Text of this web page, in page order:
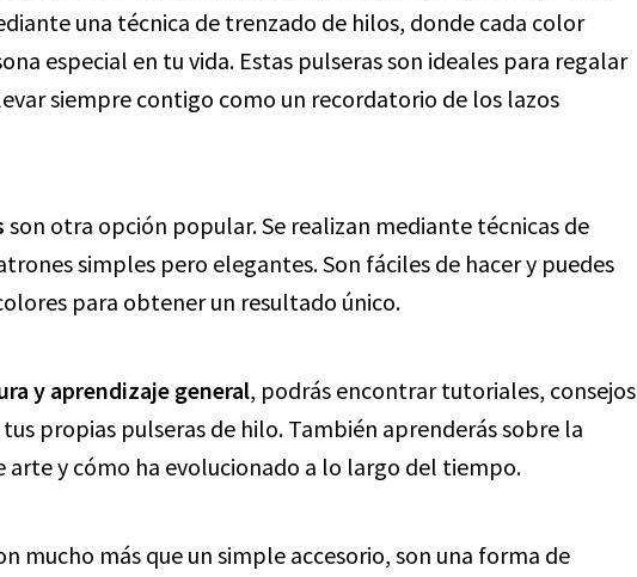
una técnica de trenzado de hilos, donde cada color
especial en tu vida. Estas pulseras son ideales para regalar
siempre contigo como un recordatorio de los lazos
son otra opción popular. Se realizan mediante técnicas de
simples pero elegantes. Son fáciles de hacer y puedes
para obtener un resultado único.
y aprendizaje general, podrás encontrar tutoriales, consejos
propias pulseras de hilo. También aprenderás sobre la
arte y cómo ha evolucionado a lo largo del tiempo.
mucho más que un simple accesorio, son una forma de